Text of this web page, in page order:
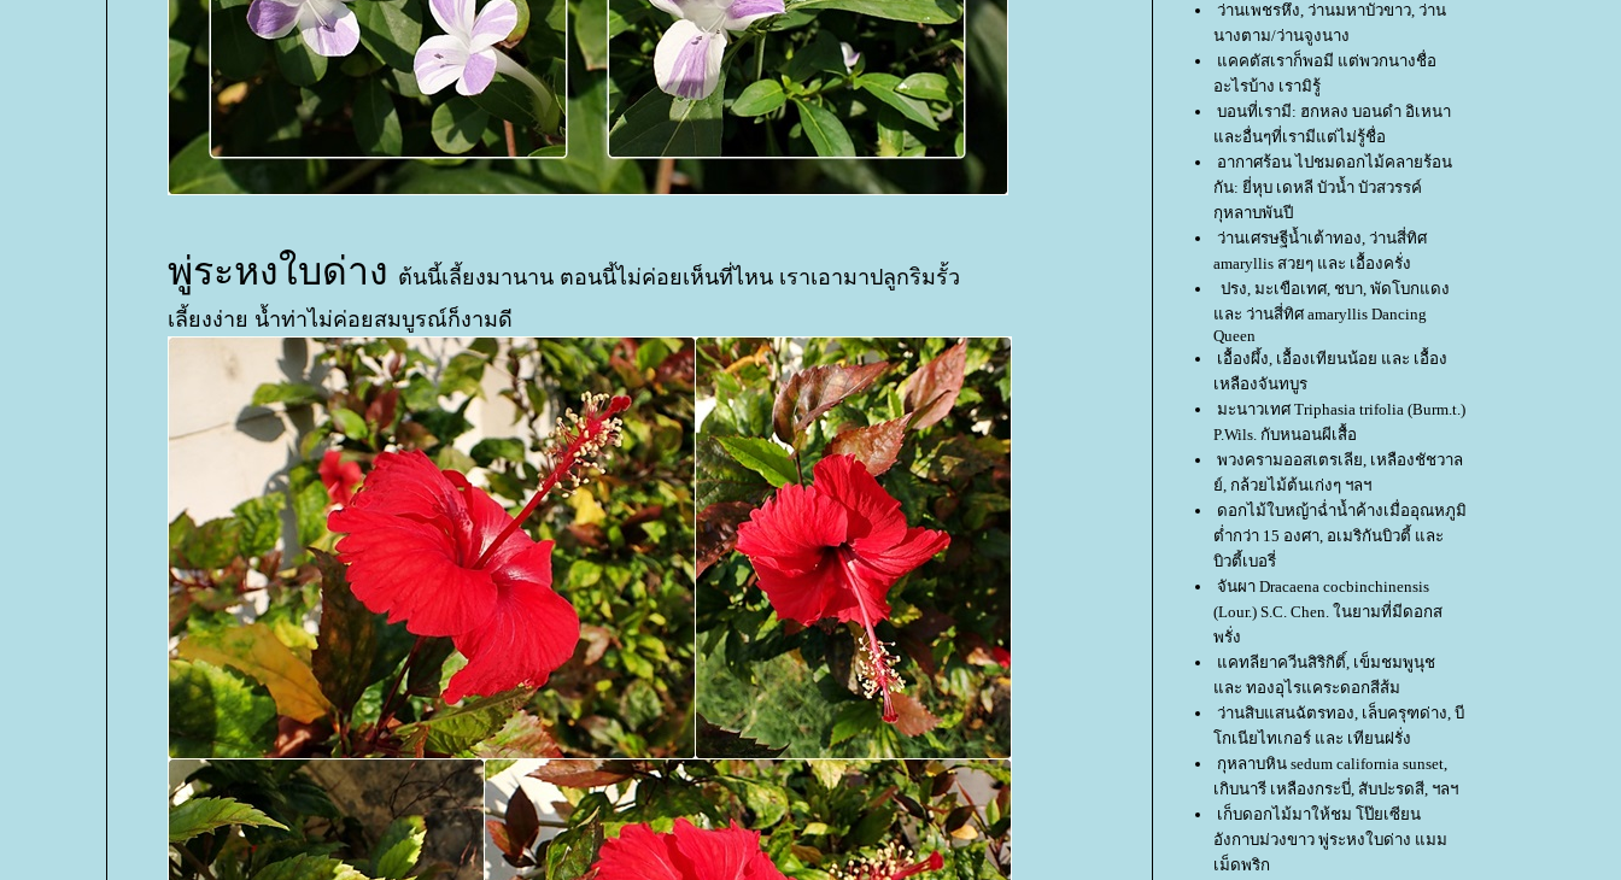
พู่ระหงใบด่าง ต้นนี้เลี้ยงมานาน ตอนนี้ไม่ค่อยเห็นที่ไหน เราเอามาปลูกริมรั้ว
เลี้ยงง่าย น้ำท่าไม่ค่อยสมบูรณ์ก็งามดี
ว่านเพชรหึง, ว่านมหาบัวขาว, ว่าน
นางตาม/ว่านจูงนาง
คคตัสเราก็พอมี แต่พวกนางชื่อ
อะไรบ้าง เรามิรู้
บอนที่เรามี: ฮกหลง บอนดำ อิเหนา
ละอื่นๆที่เรามีแต่ไม่รู้ชื่อ
อากาศร้อน ไปชมดอกไม้คลายร้อน
กัน: ยี่หุบ เดหลี บัวน้ำ บัวสวรรค์
กุหลาบพันปี
ว่านเศรษฐีน้ำเต้าทอง, ว่านสี่ทิศ
amaryllis สวยๆ และ เอื้องครั่ง
ปรง, มะเขือเทศ, ชบา, พัดโบกแดง
ละ ว่านสี่ทิศ amaryllis Dancing
Queen
เอื้องผึ้ง, เอื้องเทียนน้อย และ เอื้อง
เหลืองจันทบูร
มะนาวเทศ Triphasia trifolia (Burm.t.)
P.Wils. กับหนอนผีเสื้อ
พวงครามออสเตรเลีย, เหลืองชัชวาล
์, กล้วยไม้ต้นเก่งๆ ฯลฯ
ดอกไม้ใบหญ้าฉ่ำน้ำค้างเมื่ออุณหภูมิ
ต่ำกว่า 15 องศา, อเมริกันบิวตี้ และ
บิวตี้เบอรี่
จันผา Dracaena cocbinchinensis
(Lour.) S.C. Chen. ในยามที่มีดอกส
พรั่ง
คทลียาควีนสิริกิติ์, เข็มชมพูนุช
ละ ทองอุไรแคระดอกสีส้ม
ว่านสิบแสนฉัตรทอง, เล็บครุฑด่าง, บี
กเนียไทเกอร์ และ เทียนฝรั่ง
กุหลาบหิน sedum california sunset,
เกิบนารี เหลืองกระบี่, สับปะรดสี, ฯลฯ
เก็บดอกไม้มาให้ชม โป๊ยเซียน
อังกาบม่วงขาว พู่ระหงใบด่าง แมม
เม็ดพริก